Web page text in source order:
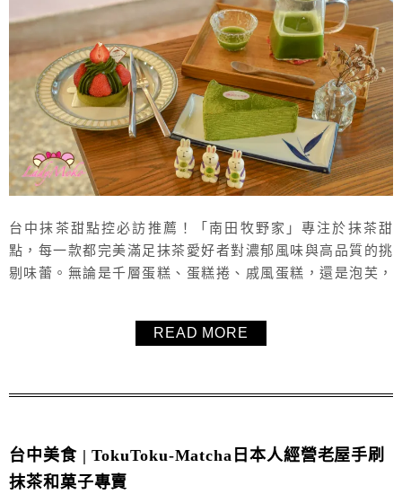
台中抹茶甜點控必訪推薦！「南田牧野家」專注於抹茶甜
點，每一款都完美滿足抹茶愛好者對濃郁風味與高品質的挑
剔味蕾。無論是千層蛋糕、蛋糕捲、戚風蛋糕，還是泡芙，
計新村也有新分店，提供內用空間，亦可透過官網訂購甜
點、麵包、餅乾。對喜歡抹茶與甜點的讀者來說，絕對是必
READ MORE
台中美食 | TokuToku-Matcha日本人經營老屋手刷
抹茶和菓子專賣